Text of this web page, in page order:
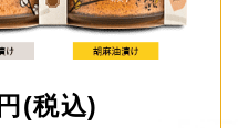
円(税込)